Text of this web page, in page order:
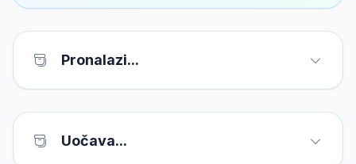
Pronalazi...
Uočava...